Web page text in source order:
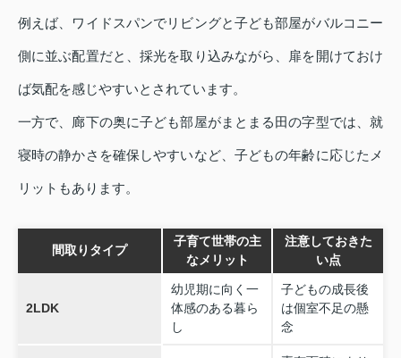
例えば、ワイドスパンでリビングと子ども部屋がバルコニー
側に並ぶ配置だと、採光を取り込みながら、扉を開けておけ
ば気配を感じやすいとされています。
一方で、廊下の奥に子ども部屋がまとまる田の字型では、就
寝時の静かさを確保しやすいなど、子どもの年齢に応じたメ
リットもあります。
間取りタイプ
子育て世帯の主
なメリット
注意しておきた
い点
2LDK
幼児期に向く一
体感のある暮ら
し
子どもの成長後
は個室不足の懸
念